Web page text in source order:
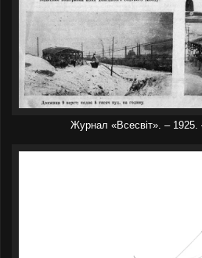
Журнал «Всесвіт». –